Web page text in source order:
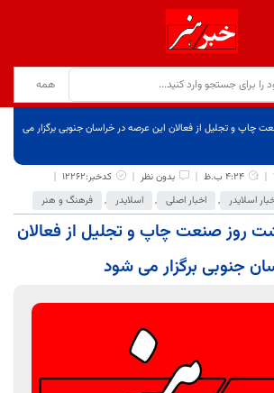
چاپ و تجلیل از فعالان این عرصه در خراسان جنوبی برگزار می
4:24 ب.ظ بدون نظر
کدخبر:12262
اسلایدر , اخبار اصلی , اسلایدر , فرهنگ و هنر
روز صنعت چاپ و تجلیل از فعالان
جنوبی برگزار می شود